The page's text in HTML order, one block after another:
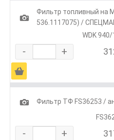
1
Фильтр топливный на
536.1117075) /
WDK
- +
Ä
1
Фильтр ТФ FS36253 /
- +